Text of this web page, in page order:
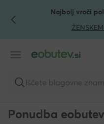
POJDI NA GLAVNO
POJDI NA ISKANJE
Najbolj vroči
ŽENSKE
Iščete blagovne
Ponudba